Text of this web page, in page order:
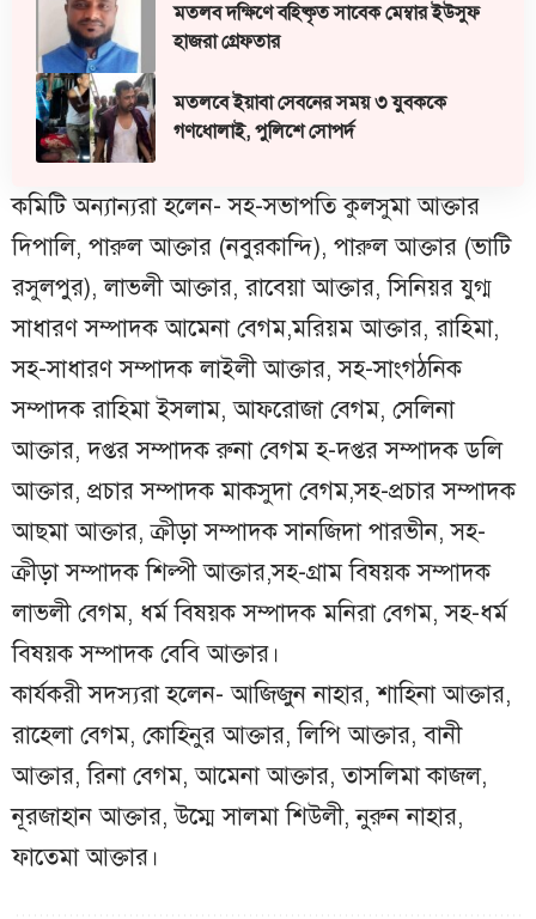
মতলব দক্ষিণে বহিষ্কৃত সাবেক মেম্বার ইউসুফ
হাজরা গ্রেফতার
মতলবে ইয়াবা সেবনের সময় ৩ যুবককে
গণধোলাই, পুলিশে সোপর্দ
কমিটি অন্যান্যরা হলেন- সহ-সভাপতি কুলসুমা আক্তার
দিপালি, পারুল আক্তার (নবুরকান্দি), পারুল আক্তার (ভাটি
রসুলপুর), লাভলী আক্তার, রাবেয়া আক্তার, সিনিয়র যুগ্ম
সাধারণ সম্পাদক আমেনা বেগম,মরিয়ম আক্তার, রাহিমা,
সহ-সাধারণ সম্পাদক লাইলী আক্তার, সহ-সাংগঠনিক
সম্পাদক রাহিমা ইসলাম, আফরোজা বেগম, সেলিনা
আক্তার, দপ্তর সম্পাদক রুনা বেগম হ-দপ্তর সম্পাদক ডলি
আক্তার, প্রচার সম্পাদক মাকসুদা বেগম,সহ-প্রচার সম্পাদক
আছমা আক্তার, ক্রীড়া সম্পাদক সানজিদা পারভীন, সহ-
ক্রীড়া সম্পাদক শিল্পী আক্তার,সহ-গ্রাম বিষয়ক সম্পাদক
লাভলী বেগম, ধর্ম বিষয়ক সম্পাদক মনিরা বেগম, সহ-ধর্ম
বিষয়ক সম্পাদক বেবি আক্তার।
কার্যকরী সদস্যরা হলেন- আজিজুন নাহার, শাহিনা আক্তার,
রাহেলা বেগম, কোহিনুর আক্তার, লিপি আক্তার, বানী
আক্তার, রিনা বেগম, আমেনা আক্তার, তাসলিমা কাজল,
নূরজাহান আক্তার, উম্মে সালমা শিউলী, নুরুন নাহার,
ফাতেমা আক্তার।